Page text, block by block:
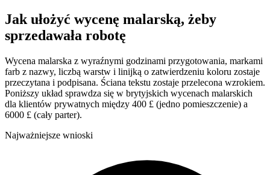
Jak ułożyć wycenę malarską, żeby
sprzedawała robotę
Wycena malarska z wyraźnymi godzinami przygotowania, markami
farb z nazwy, liczbą warstw i linijką o zatwierdzeniu koloru zostaje
przeczytana i podpisana. Ściana tekstu zostaje przelecona wzrokiem.
Poniższy układ sprawdza się w brytyjskich wycenach malarskich
dla klientów prywatnych między 400 £ (jedno pomieszczenie) a
6000 £ (cały parter).
Najważniejsze wnioski